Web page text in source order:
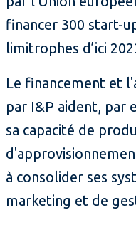
financer 300 start-
limitrophes d’ici
Le financement et
par I&P aident, par
sa capacité de
à consolider ses
marketing et de